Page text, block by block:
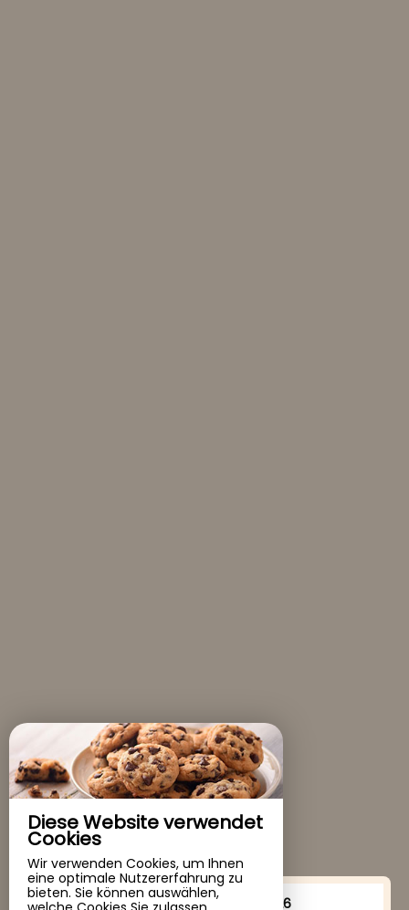
Diese Website verwendet
Cookies
Wir verwenden Cookies, um Ihnen
eine optimale Nutzererfahrung zu
bieten. Sie können auswählen,
Von bis